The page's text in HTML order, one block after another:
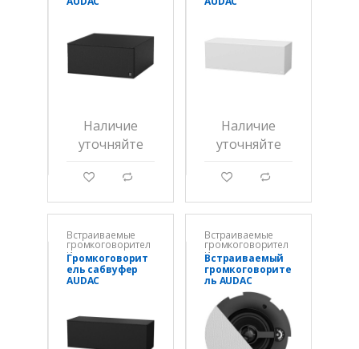
Наличие
уточняйте
g d
Наличие
уточняйте
g d
Встраиваемые
громкоговорител
и
Громкоговорит
ель сабвуфер
AUDAC
Встраиваемые
громкоговорител
и
Встраиваемый
громкоговорите
ль AUDAC
CALI424II/W